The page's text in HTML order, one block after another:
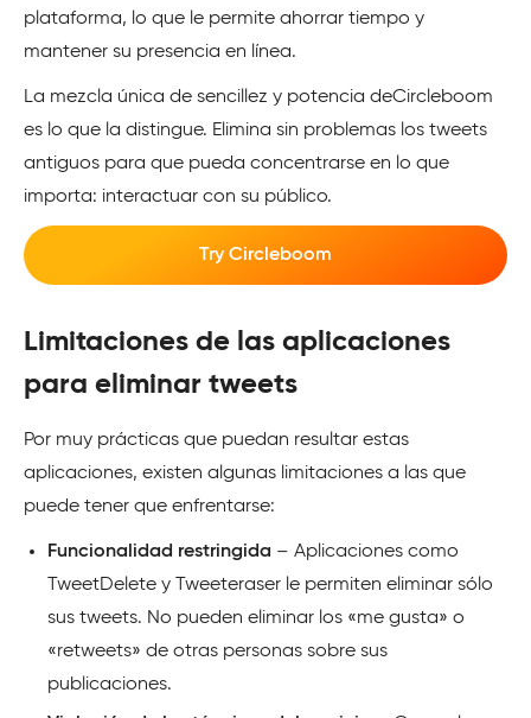
plataforma, lo que le permite ahorrar tiempo y
mantener su presencia en línea.
La mezcla única de sencillez y potencia deCircleboom
es lo que la distingue. Elimina sin problemas los tweets
antiguos para que pueda concentrarse en lo que
importa: interactuar con su público.
Try Circleboom
Limitaciones de las aplicaciones
para eliminar tweets
Por muy prácticas que puedan resultar estas
aplicaciones, existen algunas limitaciones a las que
puede tener que enfrentarse:
Funcionalidad restringida – Aplicaciones como
TweetDelete y Tweeteraser le permiten eliminar sólo
sus tweets. No pueden eliminar los «me gusta» o
«retweets» de otras personas sobre sus
publicaciones.